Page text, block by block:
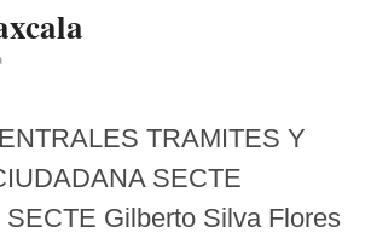
TRAMITES Y
SECTE
Gilberto Silva Flores